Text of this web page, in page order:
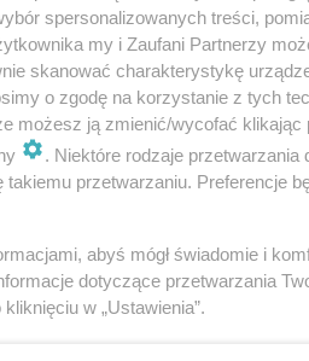
spersonalizowanych treści,
my i Zaufani Partnerzy
skanować charakterystykę
o zgodę na korzystanie z tych
możesz ją zmienić/wycofać
. Niektóre rodzaje
przetwarzaniu. Preferencje
abyś mógł świadomie i
dotyczące przetwarzania
w „Ustawienia”.